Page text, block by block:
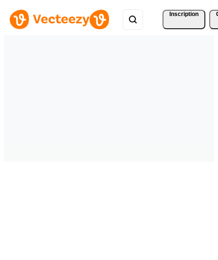
Inscription